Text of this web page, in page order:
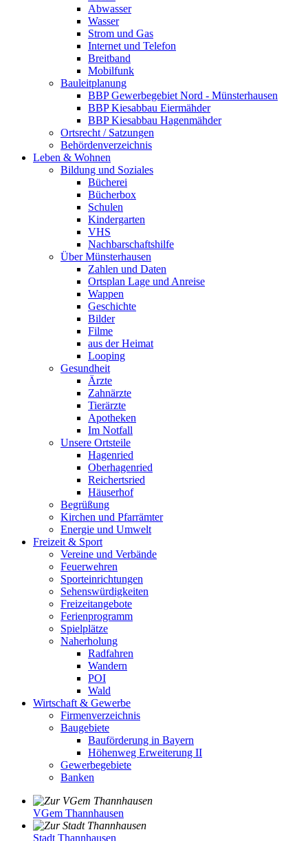
Abwasser
Wasser
Strom und Gas
Internet und Telefon
Breitband
Mobilfunk
Bauleitplanung
BBP Gewerbegebiet Nord - Münsterhausen
BBP Kiesabbau Eiermähder
BBP Kiesabbau Hagenmähder
Ortsrecht / Satzungen
Behördenverzeichnis
Leben & Wohnen
Bildung und Soziales
Bücherei
Bücherbox
Schulen
Kindergarten
VHS
Nachbarschaftshilfe
Über Münsterhausen
Zahlen und Daten
Ortsplan Lage und Anreise
Wappen
Geschichte
Bilder
Filme
aus der Heimat
Looping
Gesundheit
Ärzte
Zahnärzte
Tierärzte
Apotheken
Im Notfall
Unsere Ortsteile
Hagenried
Oberhagenried
Reichertsried
Häuserhof
Begrüßung
Kirchen und Pfarrämter
Energie und Umwelt
Freizeit & Sport
Vereine und Verbände
Feuerwehren
Sporteinrichtungen
Sehenswürdigkeiten
Freizeitangebote
Ferienprogramm
Spielplätze
Naherholung
Radfahren
Wandern
POI
Wald
Wirtschaft & Gewerbe
Firmenverzeichnis
Baugebiete
Bauförderung in Bayern
Höhenweg Erweiterung II
Gewerbegebiete
Banken
VGem Thannhausen
Stadt Thannhausen